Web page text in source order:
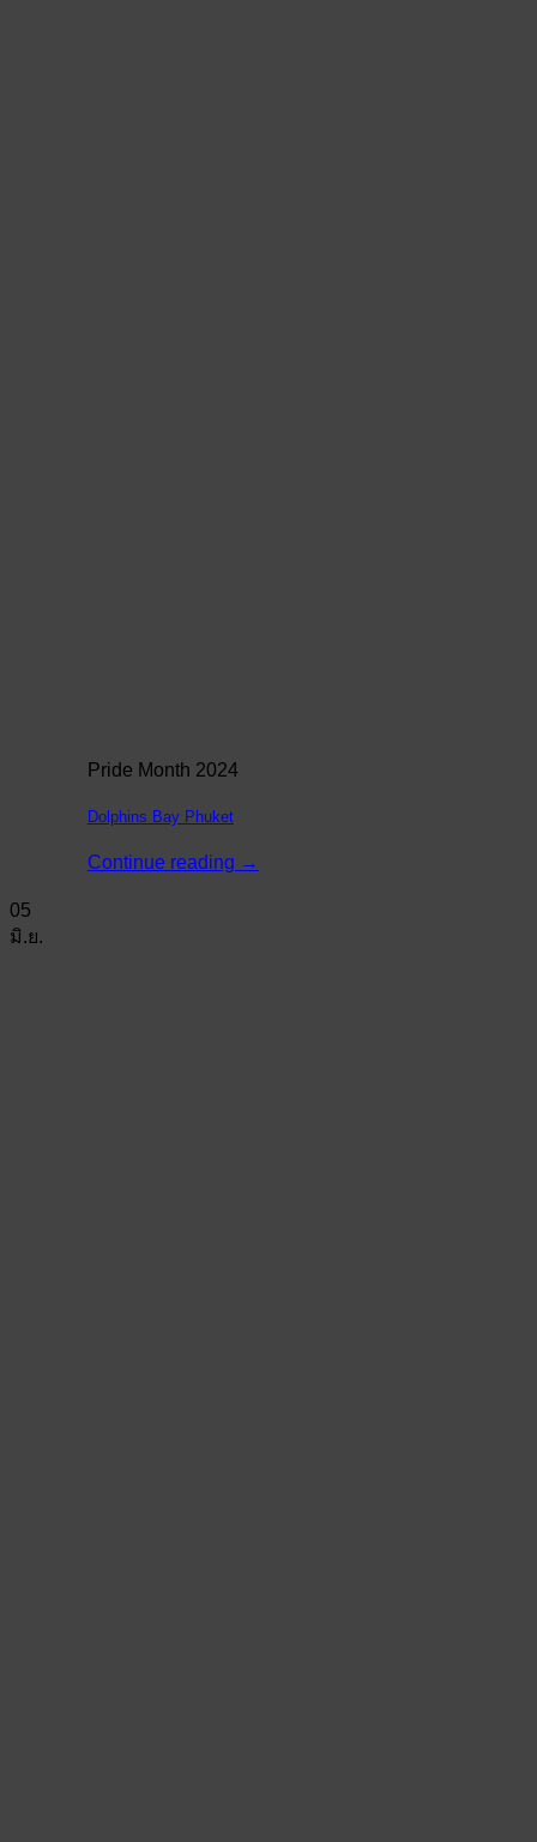
Pride Month 2024
Dolphins Bay Phuket
Continue reading →
05
มิ.ย.